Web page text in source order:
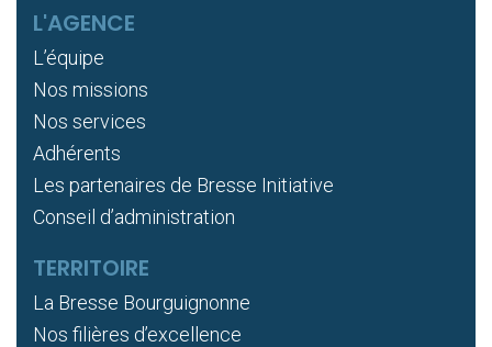
L'AGENCE
L’équipe
Nos missions
Nos services
Adhérents
Les partenaires de Bresse Initiative
Conseil d’administration
TERRITOIRE
La Bresse Bourguignonne
Nos filières d’excellence